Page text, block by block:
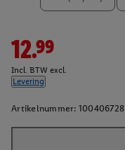
12.99
Incl. BTW excl.
Levering
Artikelnummer: 100406728